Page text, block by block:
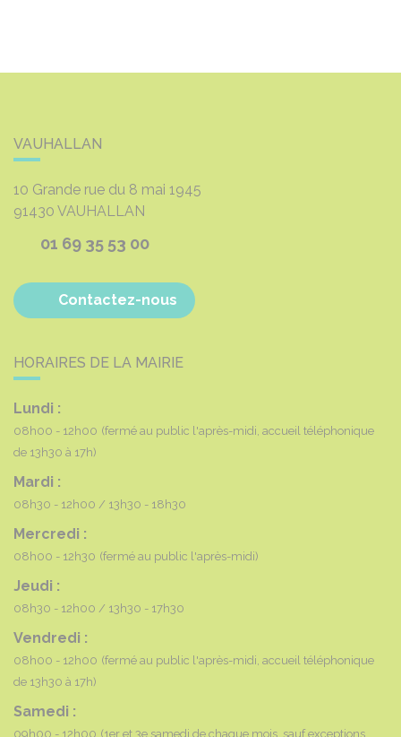
VAUHALLAN
10 Grande rue du 8 mai 1945
91430 VAUHALLAN
01 69 35 53 00
Contactez-nous
HORAIRES DE LA MAIRIE
Lundi :
08h00 - 12h00 (fermé au public l'après-midi, accueil téléphonique
de 13h30 à 17h)
Mardi :
08h30 - 12h00 13h30 - 18h30
Mercredi :
08h00 - 12h30 (fermé au public l'après-midi)
Jeudi :
08h30 - 12h00 13h30 - 17h30
Vendredi :
08h00 - 12h00 (fermé au public l'après-midi, accueil téléphonique
de 13h30 à 17h)
Samedi :
09h00 - 12h00 (1er et 3e samedi de chaque mois, sauf exceptions,